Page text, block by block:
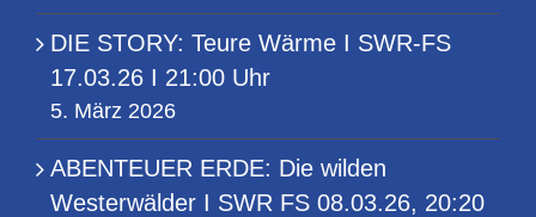
DIE STORY: Teure Wärme I SWR-FS
17.03.26 I 21:00 Uhr
5. März 2026
ABENTEUER ERDE: Die wilden
Westerwälder I SWR FS 08.03.26, 20:20